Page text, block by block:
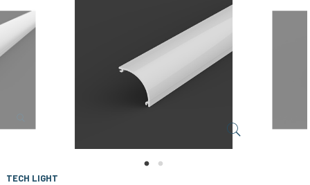
Hörn aluminiumprofil för LED-list
TECH LIGHT